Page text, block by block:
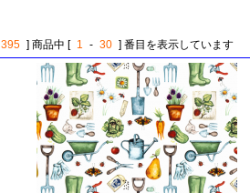
395 ] 商品中 [ 1 - 30 ] 番目を表示しています